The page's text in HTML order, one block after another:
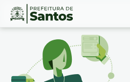
Ir
Conteúdo